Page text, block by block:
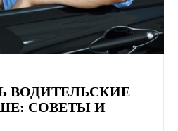
ВОДИТЕЛЬСКИЕ
СОВЕТЫ И